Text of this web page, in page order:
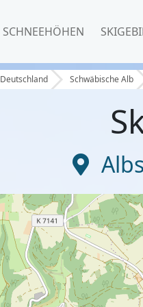
SCHNEEHÖHEN
Deutschland Schwäbische Alb